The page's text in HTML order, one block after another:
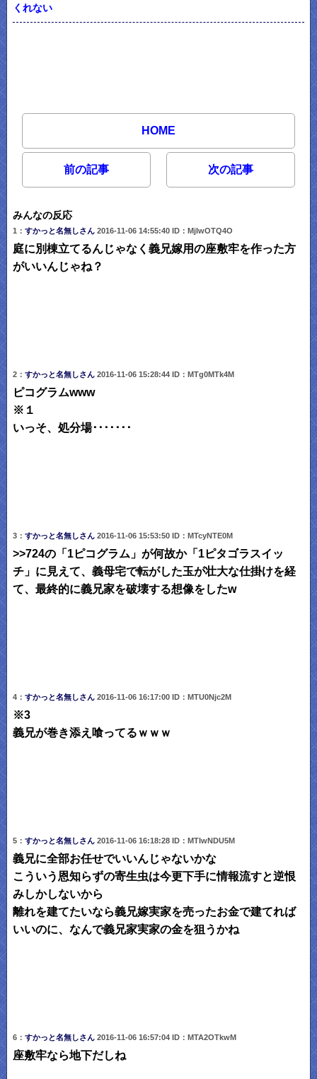
くれない
HOME
前の記事 次の記事
みんなの反応
1： すかっと名無しさん 2016-11-06 14:55:40 ID：MjIwOTQ4O
庭に別棟立てるんじゃなく義兄嫁用の座敷牢を作った方
がいいんじゃね？
2： すかっと名無しさん 2016-11-06 15:28:44 ID：MTg0MTk4M
ピコグラムwww
※１
いっそ、処分場･･･････
3： すかっと名無しさん 2016-11-06 15:53:50 ID：MTcyNTE0M
>>724の「1ピコグラム」が何故か「1ピタゴラスイッ
チ」に見えて、義母宅で転がした玉が壮大な仕掛けを経
て、最終的に義兄家を破壊する想像をしたw
4： すかっと名無しさん 2016-11-06 16:17:00 ID：MTU0Njc2M
※3
義兄が巻き添え喰ってるｗｗｗ
5： すかっと名無しさん 2016-11-06 16:18:28 ID：MTIwNDU5M
義兄に全部お任せでいいんじゃないかな
こういう恩知らずの寄生虫は今更下手に情報流すと逆恨
みしかしないから
離れを建てたいなら義兄嫁実家を売ったお金で建てれば
いいのに、なんで義兄家実家の金を狙うかね
6： すかっと名無しさん 2016-11-06 16:57:04 ID：MTA2OTkwM
座敷牢なら地下だしね